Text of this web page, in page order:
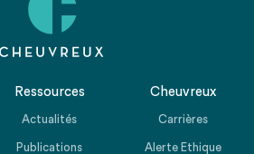
Ressources
Actualités
Publications
Cheuvreux
Carrières
Alerte Ethique